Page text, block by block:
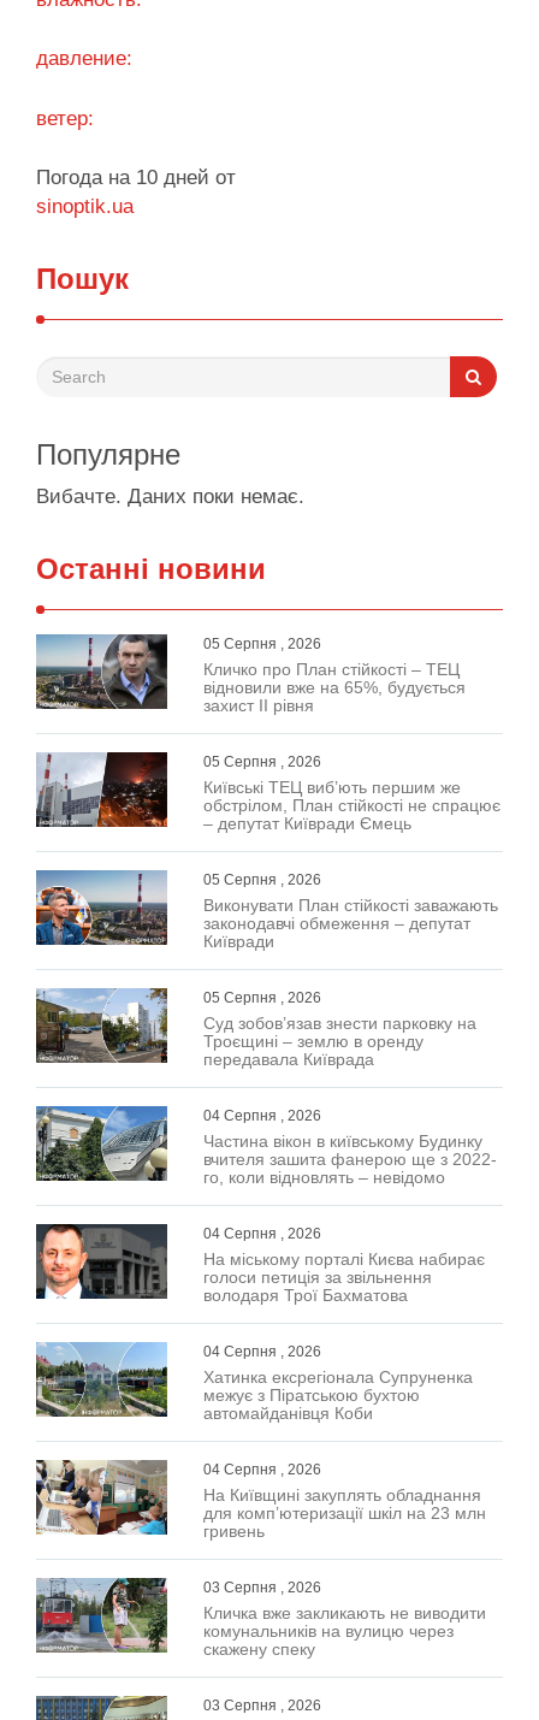
давление:
ветер:
Погода на 10 дней от
sinoptik.ua
Пошук
Популярне
Вибачте. Даних поки немає.
Останні новини
05 Серпня , 2026
Кличко про План стійкості – ТЕЦ
відновили вже на 65%, будується
захист ІІ рівня
05 Серпня , 2026
Київські ТЕЦ виб’ють першим же
обстрілом, План стійкості не спрацює
– депутат Київради Ємець
05 Серпня , 2026
Виконувати План стійкості заважають
законодавчі обмеження – депутат
Київради
05 Серпня , 2026
Суд зобов’язав знести парковку на
Троєщині – землю в оренду
передавала Київрада
04 Серпня , 2026
Частина вікон в київському Будинку
вчителя зашита фанерою ще з 2022-
го, коли відновлять – невідомо
04 Серпня , 2026
На міському порталі Києва набирає
голоси петиція за звільнення
володаря Трої Бахматова
04 Серпня , 2026
Хатинка ексрегіонала Супруненка
межує з Піратською бухтою
автомайданівця Коби
04 Серпня , 2026
На Київщині закуплять обладнання
для комп’ютеризації шкіл на 23 млн
гривень
03 Серпня , 2026
Кличка вже закликають не виводити
комунальників на вулицю через
скажену спеку
03 Серпня , 2026